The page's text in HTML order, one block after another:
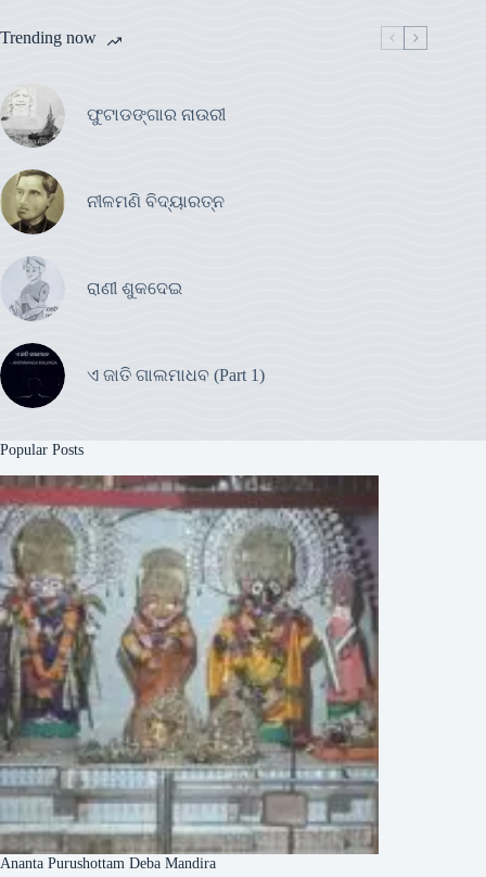
Trending now
ଫୁଟାଡଙ୍ଗାର ନାଉରୀ
ନୀଳମଣି ବିଦ୍ୟାରତ୍ନ
ରାଣୀ ଶୁକଦେଇ
ଏ ଜାତି ଗାଲମାଧବ (Part 1)
Popular Posts
Ananta Purushottam Deba Mandira